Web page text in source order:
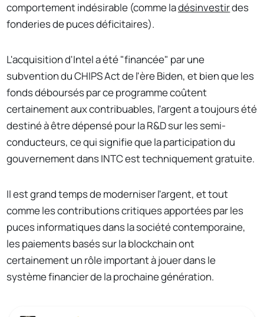
comportement indésirable (comme ladésinvestirdes
fonderies de puces déficitaires).
L'acquisition d'Intel a été "financée" par une
subvention du CHIPS Act de l'ère Biden, et bien que les
fonds déboursés par ce programme coûtent
certainement aux contribuables, l'argent a toujours été
destiné à être dépensé pour la R&D sur les semi-
conducteurs, ce qui signifie que la participation du
gouvernement dans INTC est techniquement gratuite.
Il est grand temps de moderniser l'argent, et tout
comme les contributions critiques apportées par les
puces informatiques dans la société contemporaine,
les paiements basés sur la blockchain ont
certainement un rôle important à jouer dans le
système financier de la prochaine génération.